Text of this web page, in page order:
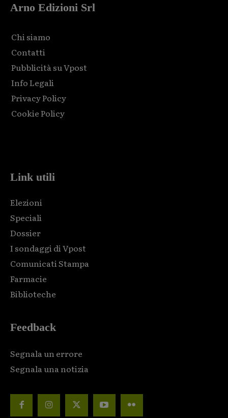
Arno Edizioni Srl
Chi siamo
Contatti
Pubblicità su Vpost
Info Legali
Privacy Policy
Cookie Policy
Link utili
Elezioni
Speciali
Dossier
I sondaggi di Vpost
Comunicati Stampa
Farmacie
Biblioteche
Feedback
Segnala un errore
Segnala una notizia